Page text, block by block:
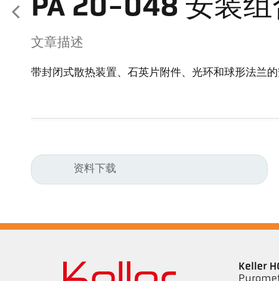
PA 20-048 安装组
文章描述
带封闭式散热装置、石英片附件、光环和球形法兰
资料下载
Keller